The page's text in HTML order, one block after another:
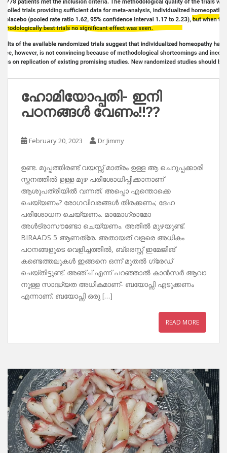
ഹോമിയോപ്പതി- ഇനി
പഠനങ്ങൾ വേണം!!??
February 20, 2023 Dr Jimmy
ഉണ്ട. മുപ്പത്തിരണ്ട് വയസ്സ് മാത്രം ഉള്ള ആ ചെറുപ്പക്കാരി
സ്തനത്തിൽ ഉള്ള മുഴ പരിശോധിപ്പിക്കാനാണ്
ആശുപത്രിയിൽ വന്നത്. അപ്പൊ എന്തൊക്കെ
ചെയ്യണം? രോഗവിവരങ്ങൾ തിരക്കണം; ദേഹ
പരിശോധന ചെയ്യണം. മാമോഗ്രാമോ
അൾട്രാസൗണ്ടോ ചെയ്യണം. അതിൽ മുഴയുണ്ട്.
BIRAADS 5 ആണത്രേ. അതായത് വളരെ അധികം
പഠനങ്ങളുടെ വെളിച്ചത്തിൽ, ബ്രെസ്റ്റ് ഇമേജിങ്
കണ്ടെത്തലുകൾ ഇങ്ങനെ ഒന്ന് മുതൽ ഗ്രേഡ്
ചെയ്തിട്ടുണ്ട്. അഞ്ച് എന്ന് പറഞ്ഞാൽ കാൻസർ ആവാ
നുള്ള സാദ്ധ്യത അധികമാണ്- ബയോപ്സി എടുക്കണം
എന്നാണ്. ബയോപ്സി ഒരു […]
READ MORE